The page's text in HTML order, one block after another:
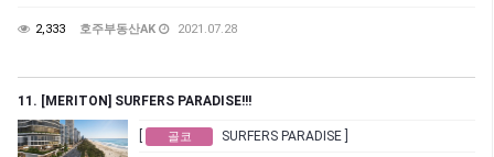
2,333 호주부동산AK 2021.07.28
11. [MERITON] SURFERS PARADISE!!!
골코 SURFERS PARADISE ]